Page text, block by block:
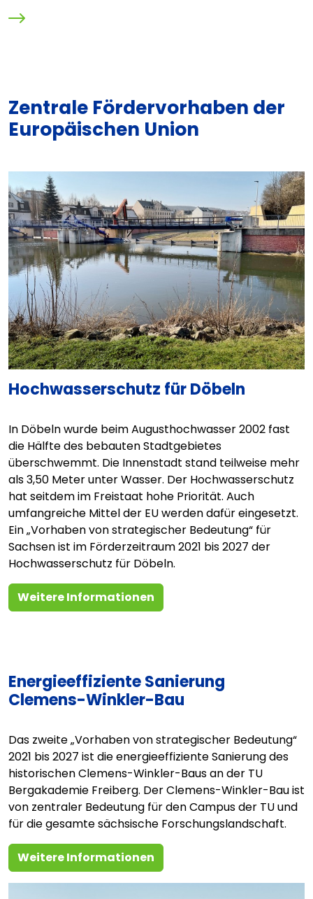
Zentrale Fördervorhaben der
Europäischen Union
Hochwasserschutz für Döbeln
In Döbeln wurde beim Augusthochwasser 2002 fast
die Hälfte des bebauten Stadtgebietes
überschwemmt. Die Innenstadt stand teilweise mehr
als 3,50 Meter unter Wasser. Der Hochwasserschutz
hat seitdem im Freistaat hohe Priorität. Auch
umfangreiche Mittel der EU werden dafür eingesetzt.
Ein „Vorhaben von strategischer Bedeutung“ für
Sachsen ist im Förderzeitraum 2021 bis 2027 der
Hochwasserschutz für Döbeln.
Weitere Informationen
Energieeffiziente Sanierung
Clemens-Winkler-Bau
Das zweite „Vorhaben von strategischer Bedeutung“
2021 bis 2027 ist die energieeffiziente Sanierung des
historischen Clemens-Winkler-Baus an der TU
Bergakademie Freiberg. Der Clemens-Winkler-Bau ist
von zentraler Bedeutung für den Campus der TU und
für die gesamte sächsische Forschungslandschaft.
Weitere Informationen